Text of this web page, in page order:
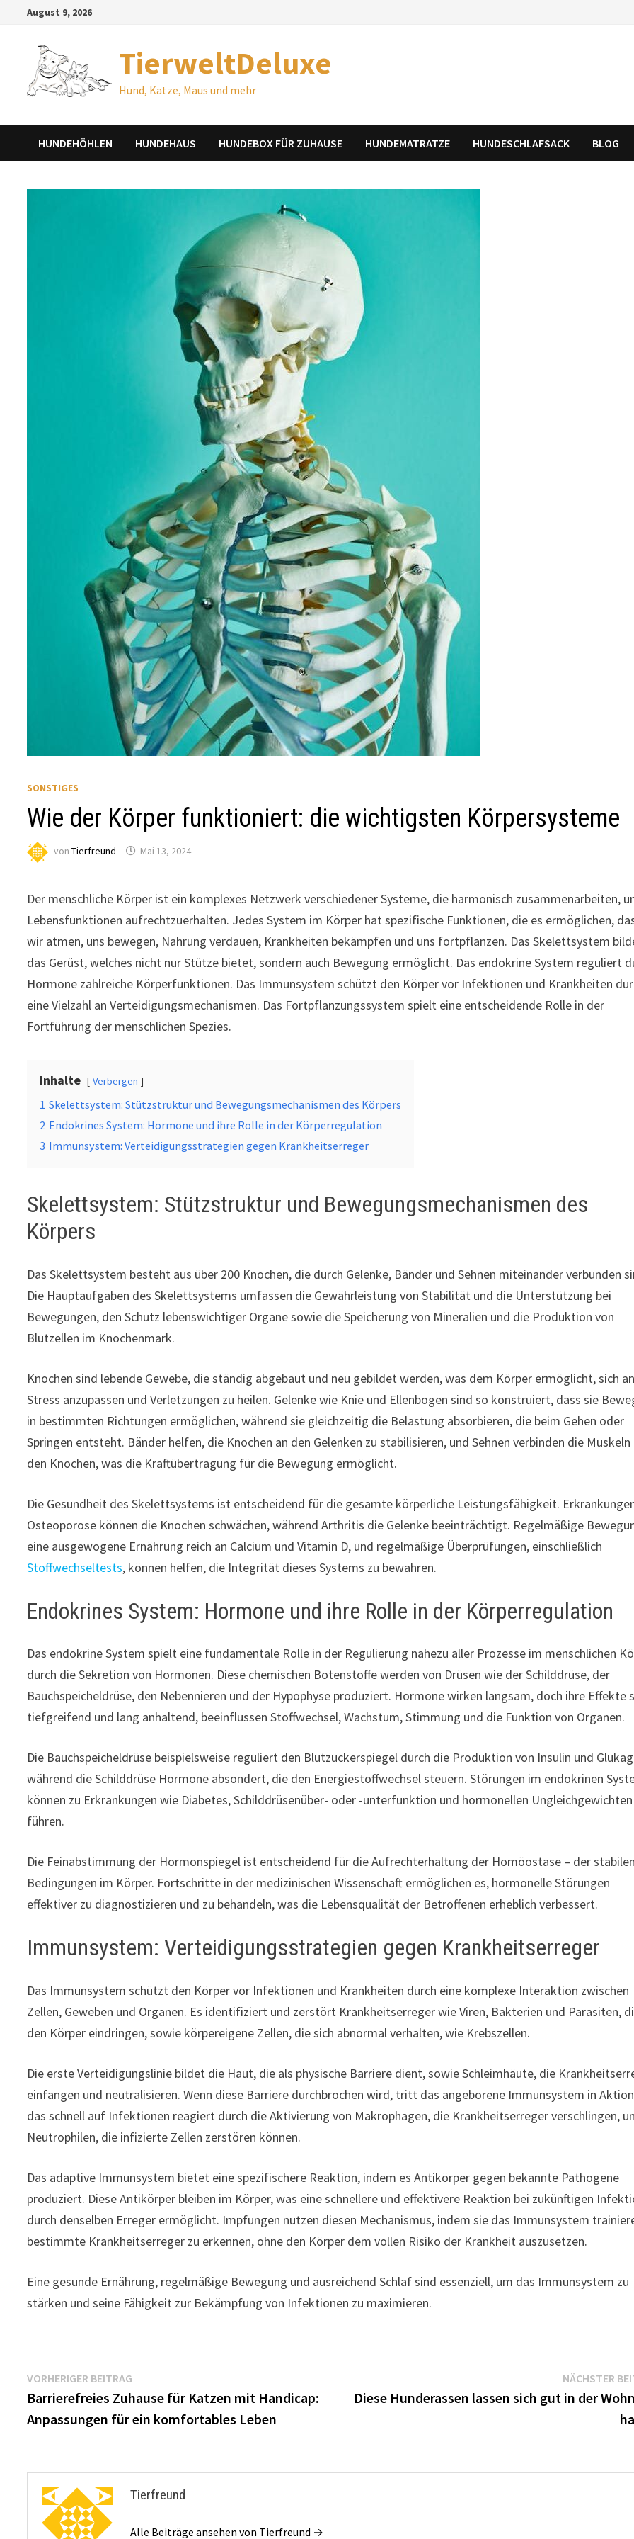
springen
August 9, 2026
TierweltDeluxe
Hund, Katze, Maus und mehr
HUNDEHÖHLEN HUNDEHAUS HUNDEBOX FÜR ZUHAUSE HUNDEMATRATZE HUNDESCHLAFSACK BLOG
SONSTIGES
Wie der Körper funktioniert: die wichtigsten Körpersysteme
vonTierfreund Mai 13, 2024
Der menschliche Körper ist ein komplexes Netzwerk verschiedener Systeme, die harmonisch zusammenarbeiten,
Lebensfunktionen aufrechtzuerhalten. Jedes System im Körper hat spezifische Funktionen, die es ermöglichen,
wir atmen, uns bewegen, Nahrung verdauen, Krankheiten bekämpfen und uns fortpflanzen. Das Skelettsystem
das Gerüst, welches nicht nur Stütze bietet, sondern auch Bewegung ermöglicht. Das endokrine System reguliert
Hormone zahlreiche Körperfunktionen. Das Immunsystem schützt den Körper vor Infektionen und Krankheiten
eine Vielzahl an Verteidigungsmechanismen. Das Fortpflanzungssystem spielt eine entscheidende Rolle in der
Fortführung der menschlichen Spezies.
Inhalte Verbergen
1 Skelettsystem: Stützstruktur und Bewegungsmechanismen des Körpers
2 Endokrines System: Hormone und ihre Rolle in der Körperregulation
3 Immunsystem: Verteidigungsstrategien gegen Krankheitserreger
Skelettsystem: Stützstruktur und Bewegungsmechanismen des
Körpers
Das Skelettsystem besteht aus über 200 Knochen, die durch Gelenke, Bänder und Sehnen miteinander verbunden
Die Hauptaufgaben des Skelettsystems umfassen die Gewährleistung von Stabilität und die Unterstützung bei
Bewegungen, den Schutz lebenswichtiger Organe sowie die Speicherung von Mineralien und die Produktion von
Blutzellen im Knochenmark.
Knochen sind lebende Gewebe, die ständig abgebaut und neu gebildet werden, was dem Körper ermöglicht, sich an
Stress anzupassen und Verletzungen zu heilen. Gelenke wie Knie und Ellenbogen sind so konstruiert, dass sie
in bestimmten Richtungen ermöglichen, während sie gleichzeitig die Belastung absorbieren, die beim Gehen oder
Springen entsteht. Bänder helfen, die Knochen an den Gelenken zu stabilisieren, und Sehnen verbinden die
den Knochen, was die Kraftübertragung für die Bewegung ermöglicht.
Die Gesundheit des Skelettsystems ist entscheidend für die gesamte körperliche Leistungsfähigkeit.
Osteoporose können die Knochen schwächen, während Arthritis die Gelenke beeinträchtigt. Regelmäßige
eine ausgewogene Ernährung reich an Calcium und Vitamin D, und regelmäßige Überprüfungen, einschließlich
Stoffwechseltests, können helfen, die Integrität dieses Systems zu bewahren.
Endokrines System: Hormone und ihre Rolle in der Körperregulation
Das endokrine System spielt eine fundamentale Rolle in der Regulierung nahezu aller Prozesse im menschlichen
durch die Sekretion von Hormonen. Diese chemischen Botenstoffe werden von Drüsen wie der Schilddrüse, der
Bauchspeicheldrüse, den Nebennieren und der Hypophyse produziert. Hormone wirken langsam, doch ihre Effekte
tiefgreifend und lang anhaltend, beeinflussen Stoffwechsel, Wachstum, Stimmung und die Funktion von Organen.
Die Bauchspeicheldrüse beispielsweise reguliert den Blutzuckerspiegel durch die Produktion von Insulin und
während die Schilddrüse Hormone absondert, die den Energiestoffwechsel steuern. Störungen im endokrinen
können zu Erkrankungen wie Diabetes, Schilddrüsenüber- oder -unterfunktion und hormonellen Ungleichgewichten
führen.
Die Feinabstimmung der Hormonspiegel ist entscheidend für die Aufrechterhaltung der Homöostase – der stabilen
Bedingungen im Körper. Fortschritte in der medizinischen Wissenschaft ermöglichen es, hormonelle Störungen
effektiver zu diagnostizieren und zu behandeln, was die Lebensqualität der Betroffenen erheblich verbessert.
Immunsystem: Verteidigungsstrategien gegen Krankheitserreger
Das Immunsystem schützt den Körper vor Infektionen und Krankheiten durch eine komplexe Interaktion zwischen
Zellen, Geweben und Organen. Es identifiziert und zerstört Krankheitserreger wie Viren, Bakterien und Parasiten,
den Körper eindringen, sowie körpereigene Zellen, die sich abnormal verhalten, wie Krebszellen.
Die erste Verteidigungslinie bildet die Haut, die als physische Barriere dient, sowie Schleimhäute, die
einfangen und neutralisieren. Wenn diese Barriere durchbrochen wird, tritt das angeborene Immunsystem in
das schnell auf Infektionen reagiert durch die Aktivierung von Makrophagen, die Krankheitserreger verschlingen,
Neutrophilen, die infizierte Zellen zerstören können.
Das adaptive Immunsystem bietet eine spezifischere Reaktion, indem es Antikörper gegen bekannte Pathogene
produziert. Diese Antikörper bleiben im Körper, was eine schnellere und effektivere Reaktion bei zukünftigen
durch denselben Erreger ermöglicht. Impfungen nutzen diesen Mechanismus, indem sie das Immunsystem
bestimmte Krankheitserreger zu erkennen, ohne den Körper dem vollen Risiko der Krankheit auszusetzen.
Eine gesunde Ernährung, regelmäßige Bewegung und ausreichend Schlaf sind essenziell, um das Immunsystem zu
stärken und seine Fähigkeit zur Bekämpfung von Infektionen zu maximieren.
Beitragsnavigation
VORHERIGER BEITRAG
Beitrag:
Barrierefreies Zuhause für Katzen mit Handicap:
Anpassungen für ein komfortables Leben
NÄCHSTER
Diese Hunderassen lassen sich gut in der
Tierfreund
Alle Beiträge ansehen von Tierfreund →